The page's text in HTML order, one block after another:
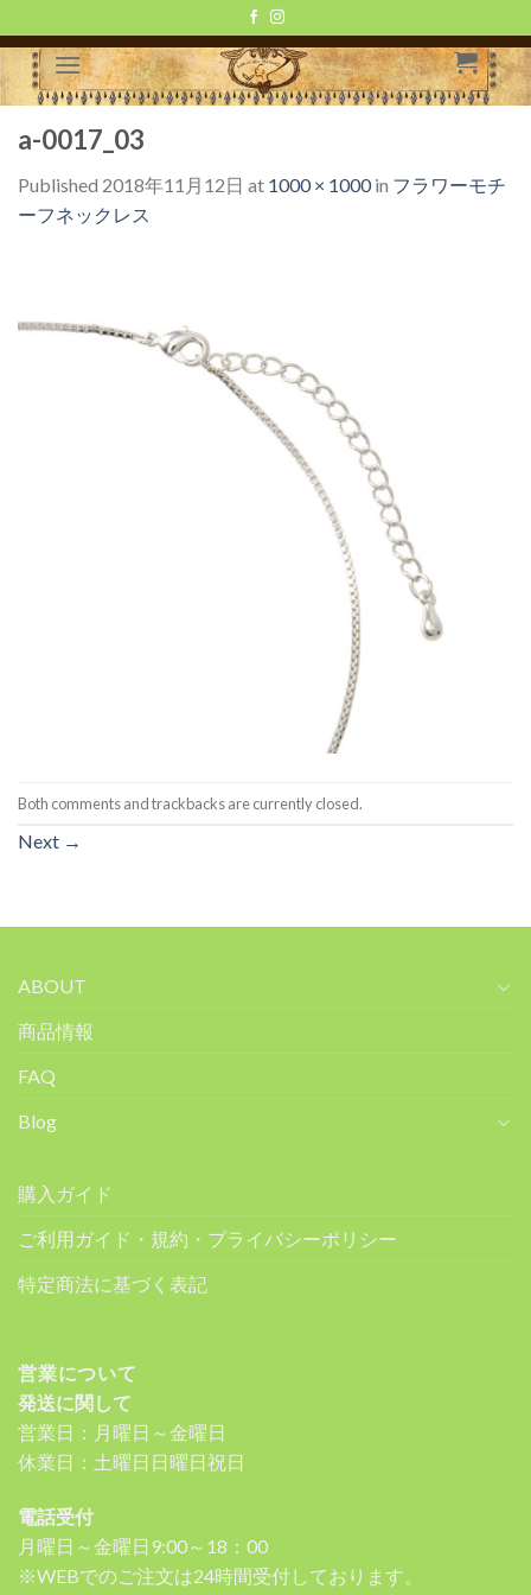
to
content
a-0017_03
Published 2018年11月12日 at 1000 × 1000in フラワーモチ
ーフネックレス
Both comments and trackbacks are currently closed.
Next →
ABOUT
商品情報
FAQ
Blog
購入ガイド
ご利用ガイド・規約・プライバシーポリシー
特定商法に基づく表記
営業について
発送に関して
営業日：月曜日～金曜日
休業日：土曜日日曜日祝日
電話受付
月曜日～金曜日9:00～18：00
※WEBでのご注文は24時間受付しております。